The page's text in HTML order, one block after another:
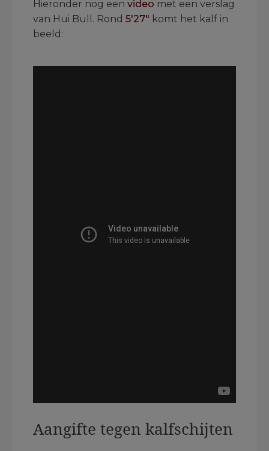
Hieronder nog een video met een verslag
van Hui Bull. Rond 5'27" komt het kalf in
beeld:
Aangifte tegen kalfschijten